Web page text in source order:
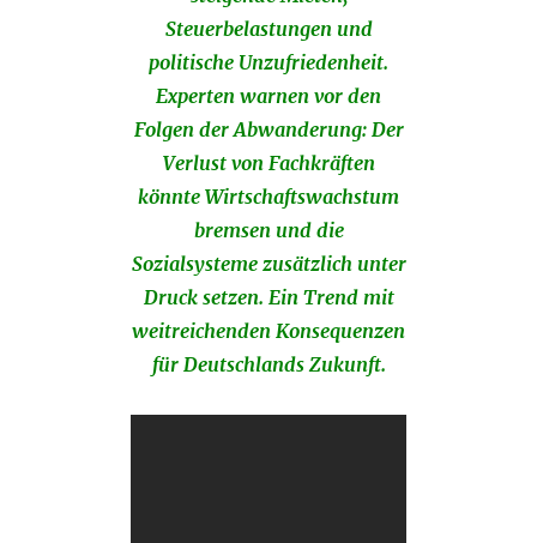
Steuerbelastungen und
politische Unzufriedenheit.
Experten warnen vor den
Folgen der Abwanderung: Der
Verlust von Fachkräften
könnte Wirtschaftswachstum
bremsen und die
Sozialsysteme zusätzlich unter
Druck setzen. Ein Trend mit
weitreichenden Konsequenzen
für Deutschlands Zukunft.